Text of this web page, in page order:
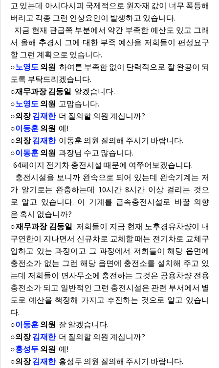
고 있는데 아시다시피 국제적으로 원자재 값이 너무 폭등해
버리고 각종 그런 인상요인이 발생하고 있습니다.
지금 현재 관급쪽 부분에서 약간 부족한 예산도 있고 그래
서 올해 추경시 그에 대한 부족 예산을 저희들이 편성요구
할 그런 계획으로 있습니다.
○노영도 의원 하여튼 부족함 없이 탄력적으로 잘 완공이 되
도록 부탁드리겠습니다.
○재무과장 김동일 알겠습니다.
○노영도 의원 고맙습니다.
○의장김재한더 질의할 의원 계십니까?
○이동훈 의원 예!
○의장김재한이동훈 의원 질의해 주시기 바랍니다.
○이동훈 의원 과장님 수고 많습니다.
64페이지 전기차 충전시설 때문에 여쭈어보겠습니다.
충전시설을 보니까 완속으로 되어 있는데 완속기계는 저
가 알기로는 완충하는데 10시간 8시간 이상 걸리는 것으
로 알고 있습니다. 이 기계를 급속충전시설로 바꿀 의향
은 혹시 없습니까?
○재무과장 김동일 저희들이 지금 현재 노후경유차량이 내
구연한이 지나면서 신규차로 교체할 때는 전기차로 교체구
입하고 있는 과정이고 그 과정에서 저희들이 해당 읍면에
충전소가 없는 그런 해당 읍면에 충전소를 설치해 주고 있
는데 저희들이 면사무소에 충전하는 그것은 공용차량 전용
충전소가 되고 일반적인 그런 충전시설은 관련 부서에서 별
도로 예산을 책정해 가지고 추진하는 것으로 알고 있습니
다.
○이동훈 의원 잘 알겠습니다.
○의장김재한더 질의할 의원 계십니까?
○홍성두 의원 예!
○의장김재한홍성두 의원 질의해 주시기 바랍니다.